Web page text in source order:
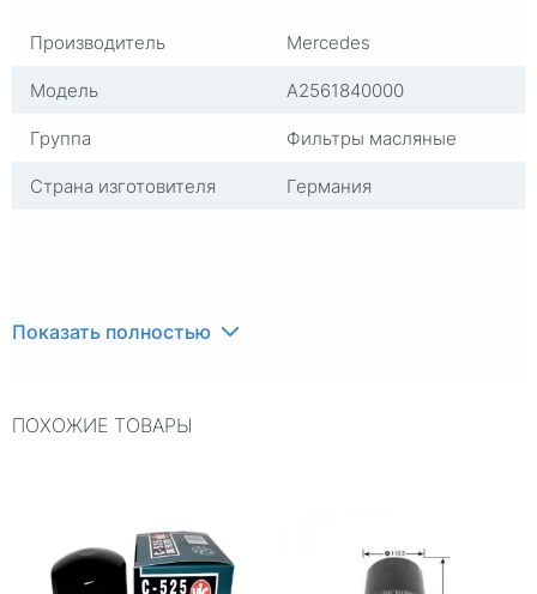
Производитель
Mercedes
Модель
A2561840000
Группа
Фильтры масляные
Страна изготовителя
Германия
Показать полностью
ПОХОЖИЕ ТОВАРЫ